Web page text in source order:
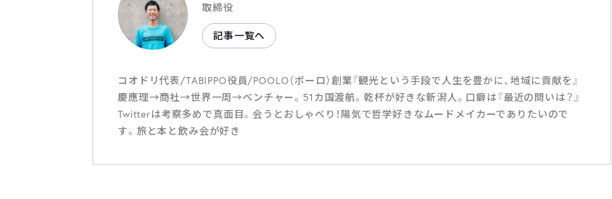
取締役
記事一覧へ
コオドリ代表/TABIPPO役員/POOLO（ポーロ）創業『観光という手段で人生を豊かに、地域に貢献を』
慶應理→商社→世界一周→ベンチャー。51カ国渡航。乾杯が好きな新潟人。口癖は『最近の問いは？』
Twitterは考察多めで真面目。会うとおしゃべり！陽気で哲学好きなムードメイカーでありたいので
す。旅と本と飲み会が好き